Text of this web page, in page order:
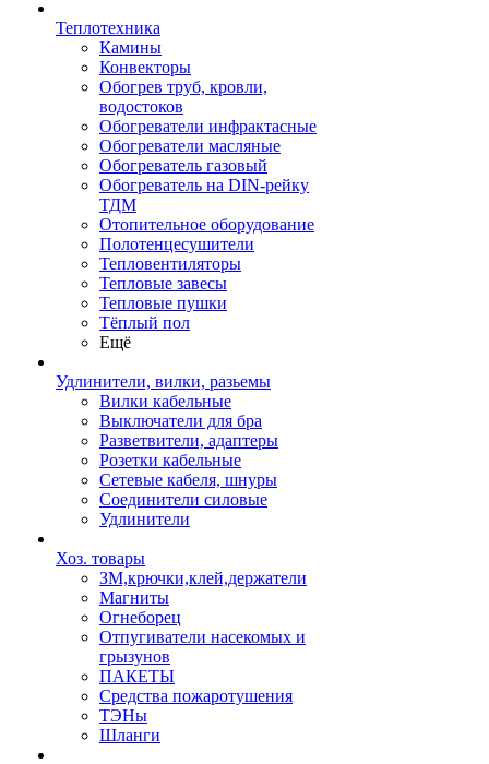
Теплотехника
Камины
Конвекторы
Обогрев труб, кровли,
водостоков
Обогреватели инфрактасные
Обогреватели масляные
Обогреватель газовый
Обогреватель на DIN-рейку
ТДМ
Отопительное оборудование
Полотенцесушители
Тепловентиляторы
Тепловые завесы
Тепловые пушки
Тёплый пол
Ещё
Удлинители, вилки, разьемы
Вилки кабельные
Выключатели для бра
Разветвители, адаптеры
Розетки кабельные
Сетевые кабеля, шнуры
Соединители силовые
Удлинители
Хоз. товары
ЗМ,крючки,клей,держатели
Магниты
Огнеборец
Отпугиватели насекомых и
грызунов
ПАКЕТЫ
Средства пожаротушения
ТЭНы
Шланги